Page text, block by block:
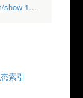
195.html
索引